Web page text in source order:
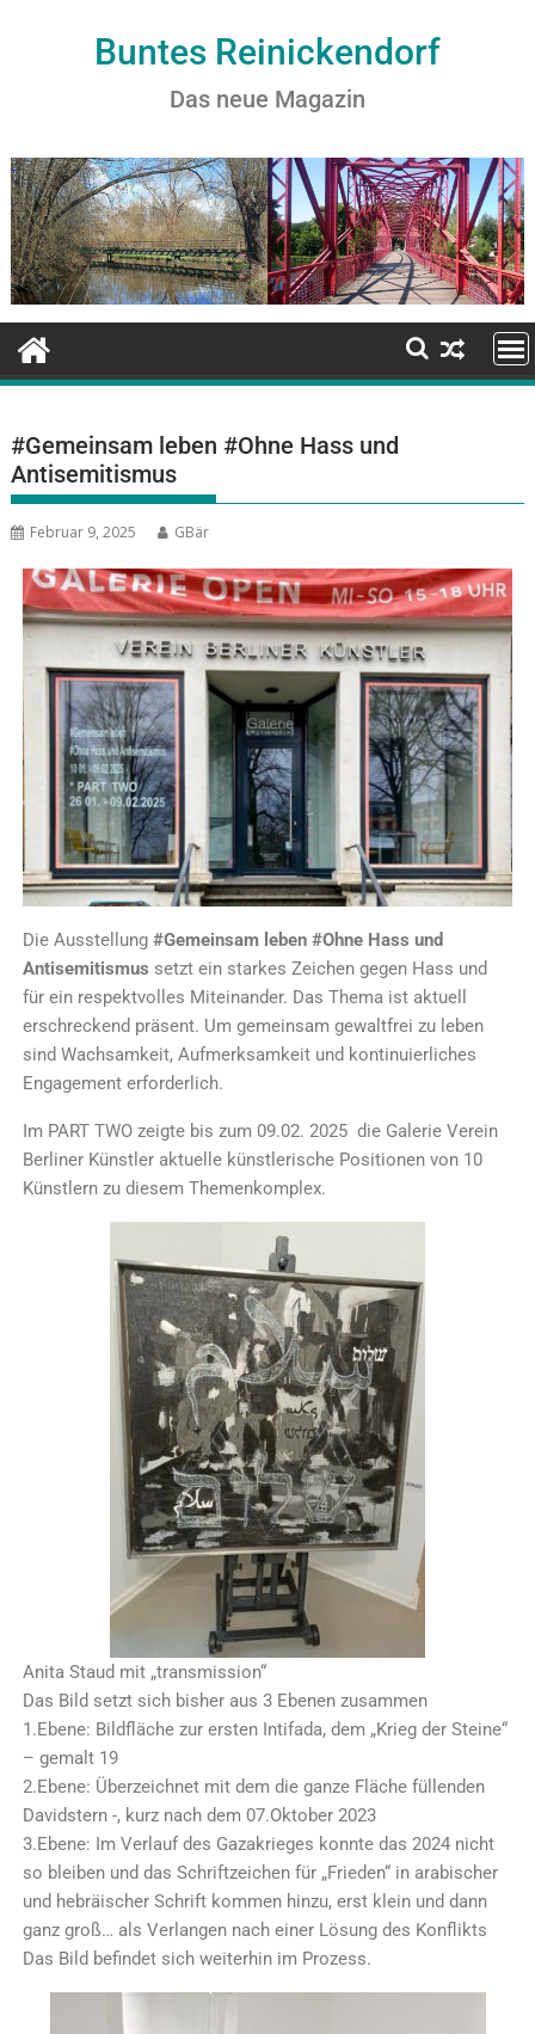
Buntes Reinickendorf
Das neue Magazin
#Gemeinsam leben #Ohne Hass und
Antisemitismus
Februar 9, 2025 GBär
Die Ausstellung#Gemeinsam leben #Ohne Hass und
Antisemitismus setzt ein starkes Zeichen gegen Hass und
für ein respektvolles Miteinander. Das Thema ist aktuell
erschreckend präsent. Um gemeinsam gewaltfrei zu leben
sind Wachsamkeit, Aufmerksamkeit und kontinuierliches
Engagement erforderlich.
Im PART TWO zeigte bis zum 09.02. 2025 die Galerie Verein
Berliner Künstler aktuelle künstlerische Positionen von 10
Künstlern zu diesem Themenkomplex.
Anita Staud mit „transmission“
Das Bild setzt sich bisher aus 3 Ebenen zusammen
1.Ebene: Bildfläche zur ersten Intifada, dem „Krieg der Steine“
– gemalt 19
2.Ebene: Überzeichnet mit dem die ganze Fläche füllenden
Davidstern -, kurz nach dem 07.Oktober 2023
3.Ebene: Im Verlauf des Gazakrieges konnte das 2024 nicht
so bleiben und das Schriftzeichen für „Frieden“ in arabischer
und hebräischer Schrift kommen hinzu, erst klein und dann
ganz groß… als Verlangen nach einer Lösung des Konflikts
Das Bild befindet sich weiterhin im Prozess.